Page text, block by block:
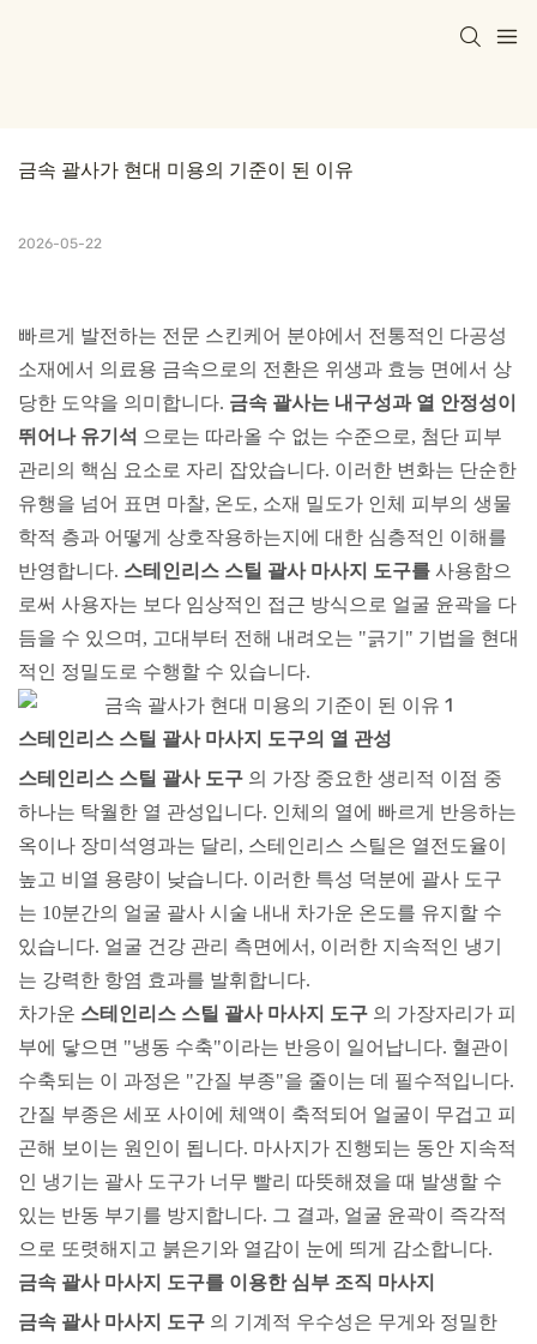
금속 괄사가 현대 미용의 기준이 된 이유
2026-05-22
빠르게 발전하는 전문 스킨케어 분야에서 전통적인 다공성
소재에서 의료용 금속으로의 전환은 위생과 효능 면에서 상
당한 도약을 의미합니다. 금속 괄사는 내구성과 열 안정성이
뛰어나 유기석 으로는 따라올 수 없는 수준으로, 첨단 피부
관리의 핵심 요소로 자리 잡았습니다. 이러한 변화는 단순한
유행을 넘어 표면 마찰, 온도, 소재 밀도가 인체 피부의 생물
학적 층과 어떻게 상호작용하는지에 대한 심층적인 이해를
반영합니다. 스테인리스 스틸 괄사 마사지 도구를 사용함으
로써 사용자는 보다 임상적인 접근 방식으로 얼굴 윤곽을 다
듬을 수 있으며, 고대부터 전해 내려오는 "긁기" 기법을 현대
적인 정밀도로 수행할 수 있습니다.
스테인리스 스틸 괄사 마사지 도구의 열 관성
스테인리스 스틸 괄사 도구 의 가장 중요한 생리적 이점 중
하나는 탁월한 열 관성입니다. 인체의 열에 빠르게 반응하는
옥이나 장미석영과는 달리, 스테인리스 스틸은 열전도율이
높고 비열 용량이 낮습니다. 이러한 특성 덕분에 괄사 도구
는 10분간의 얼굴 괄사 시술 내내 차가운 온도를 유지할 수
있습니다. 얼굴 건강 관리 측면에서, 이러한 지속적인 냉기
는 강력한 항염 효과를 발휘합니다.
차가운 스테인리스 스틸 괄사 마사지 도구 의 가장자리가 피
부에 닿으면 "냉동 수축"이라는 반응이 일어납니다. 혈관이
수축되는 이 과정은 "간질 부종"을 줄이는 데 필수적입니다.
간질 부종은 세포 사이에 체액이 축적되어 얼굴이 무겁고 피
곤해 보이는 원인이 됩니다. 마사지가 진행되는 동안 지속적
인 냉기는 괄사 도구가 너무 빨리 따뜻해졌을 때 발생할 수
있는 반동 부기를 방지합니다. 그 결과, 얼굴 윤곽이 즉각적
으로 또렷해지고 붉은기와 열감이 눈에 띄게 감소합니다.
금속 괄사 마사지 도구를 이용한 심부 조직 마사지
금속 괄사 마사지 도구 의 기계적 우수성은 무게와 정밀한